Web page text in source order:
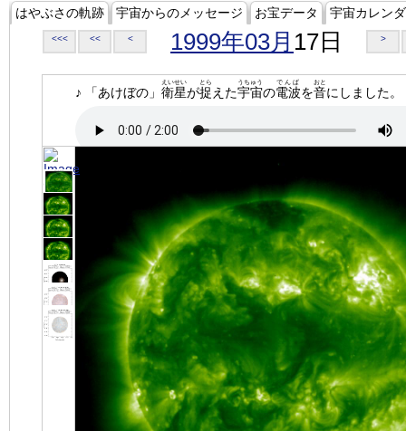
はやぶさの軌跡 宇宙からのメッセージ お宝データ 宇宙カレン
<<< << < 1999年03月 17日 >
♪ 「あけぼの」 衛星
えいせい
が捉
とら
えた宇宙
うちゅう
の電波
でんぱ
を音
おと
にしました。